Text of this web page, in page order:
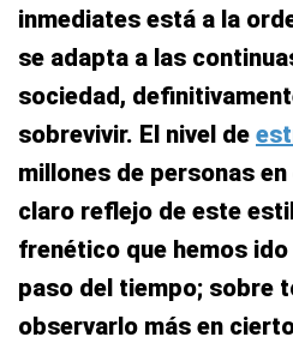
inmediates está a la
se adapta a las
sociedad,
sobrevivir. El nivel de
millones de personas
claro reflejo de este
frenético que hemos
paso del tiempo; sobre
observarlo más en